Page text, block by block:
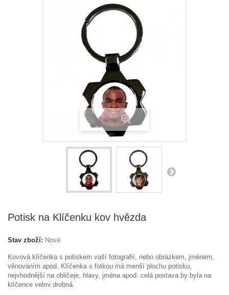
Zvětšit
Potisk na Klíčenku kov hvězda
Stav zboží: Nové
Kovová klíčenka s potiskem vaší fotografií, nebo obrázkem, jménem,
věnováním apod. Klíčenka s fotkou má menší plochu potisku,
nejvhodnější na obličeje, hlavy, jména apod. celá postava by byla na
klíčence velmi drobná.